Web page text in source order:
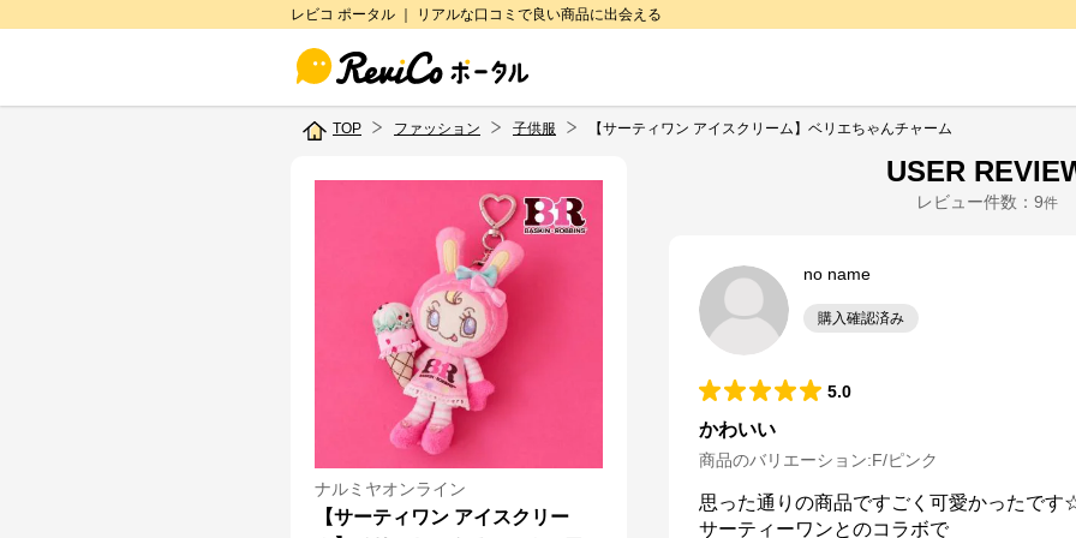
レビコ ポータル ｜ リアルな口コミで良い商品に出会える
TOP ファッション 子供服 【サーティワン アイスクリーム】ベリエちゃんチャーム
ナルミヤオンライン
【サーティワン アイスクリー
USER
レビュー件数： 9件
no name
購入確認済み
5.0
かわいい
商品のバリエーション:F/ピンク
思った通りの商品ですごく可愛かったです
サーティーワンとのコラボで